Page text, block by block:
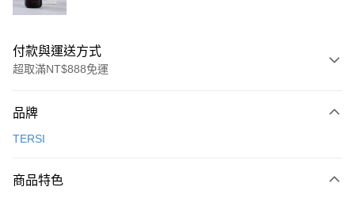
付款與運送方式
超取滿NT$888免運
信用卡一次付款
LINE Pay
品牌
TERSI
商品特色